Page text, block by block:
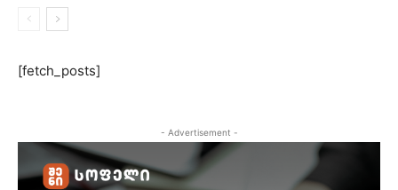
[fetch_posts]
- Advertisement -